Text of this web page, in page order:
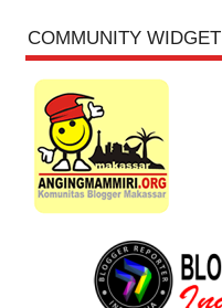
COMMUNITY WIDGET